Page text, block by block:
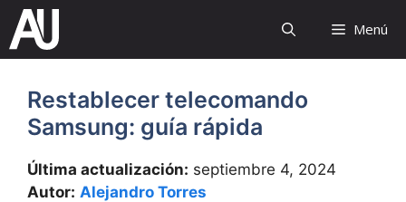
Saltar
contenido
Menú
Restablecer telecomando
Samsung: guía rápida
Última actualización: septiembre 4, 2024
Autor: Alejandro Torres